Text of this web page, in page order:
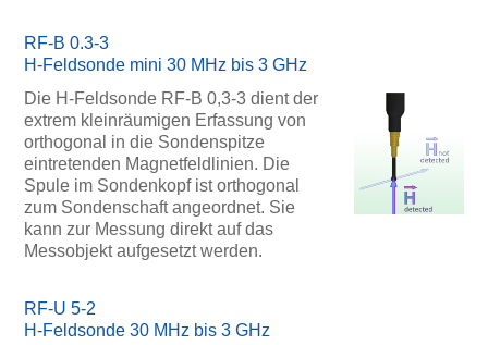
RF-B 0.3-3
H-Feldsonde mini 30 MHz bis 3 GHz
Die H-Feldsonde RF-B 0,3-3 dient der
extrem kleinräumigen Erfassung von
orthogonal in die Sondenspitze
eintretenden Magnetfeldlinien. Die
Spule im Sondenkopf ist orthogonal
zum Sondenschaft angeordnet. Sie
kann zur Messung direkt auf das
Messobjekt aufgesetzt werden.
RF-U 5-2
H-Feldsonde 30 MHz bis 3 GHz